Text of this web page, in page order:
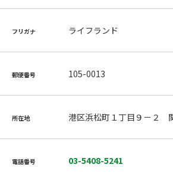
フリガナ ライフランド
郵便番号 105-0013
所在地 港区浜松町１丁目９－２
電話番号 03-5408-5241